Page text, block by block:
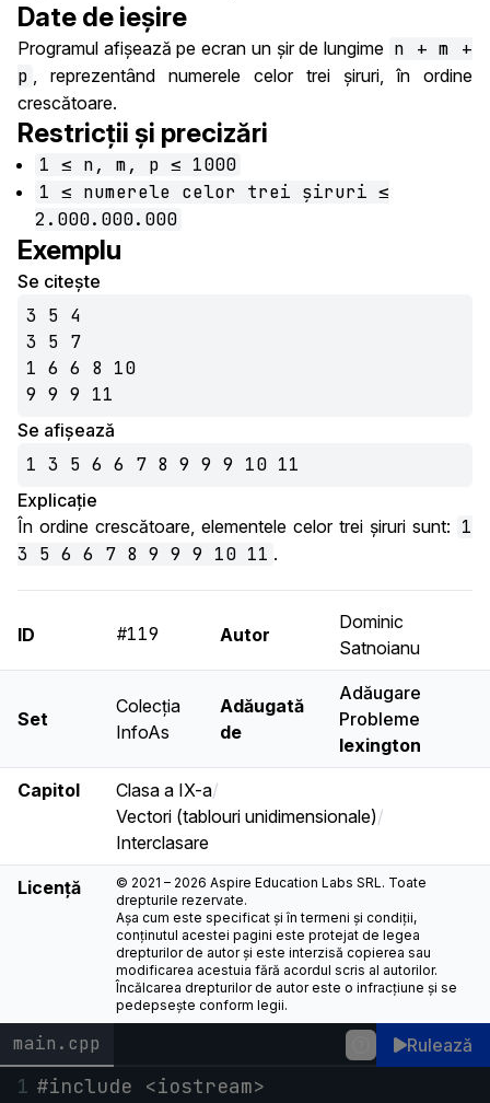
main.cpp Rulează
1 #include <iostream>
Date de ieșire
Programul afișează pe ecran un șir de lungime n + m +
p , reprezentând numerele celor trei șiruri, în ordine
crescătoare.
Restricții și precizări
1 ≤ n, m, p ≤ 1000
1 ≤ numerele celor trei șiruri ≤
2.000.000.000
Exemplu
Se citește
3 5 4
3 5 7
1 6 6 8 10
9 9 9 11
Se afișează
1 3 5 6 6 7 8 9 9 9 10 11
Explicație
În ordine crescătoare, elementele celor trei șiruri sunt: 1
3 5 6 6 7 8 9 9 9 10 11 .
ID #119 Autor
Dominic
Satnoianu
Set
Colecția
InfoAs
Adăugată
de
Adăugare
Probleme
lexington
Capitol Clasa a IX-a/
Vectori (tablouri unidimensionale)/
Interclasare
Licență
© 2021 – 2026 Aspire Education Labs SRL. Toate
drepturile rezervate.
Așa cum este specificat și în termeni și condiții,
conținutul acestei pagini este protejat de legea
drepturilor de autor și este interzisă copierea sau
modificarea acestuia fără acordul scris al autorilor.
Încălcarea drepturilor de autor este o infracțiune și se
pedepsește conform legii.